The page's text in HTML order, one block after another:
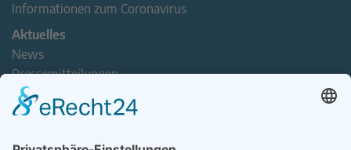
Informationen zum Coronavirus
Aktuelles
News
Pressemitteilungen
Newsletter
Handel(n) im Norden – Mitgliederjournal